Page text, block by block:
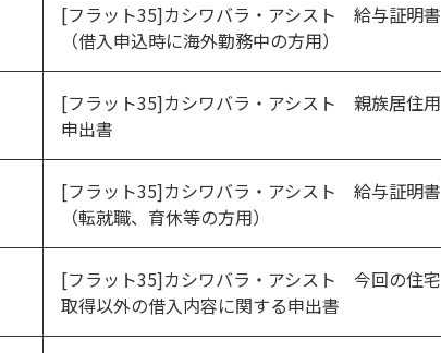
[フラット35]カシワバラ・アシスト 給与証明書
（借入申込時に海外勤務中の方用）
[フラット35]カシワバラ・アシスト 親族居住用
申出書
[フラット35]カシワバラ・アシスト 給与証明書
（転就職、育休等の方用）
[フラット35]カシワバラ・アシスト 今回の住宅
取得以外の借入内容に関する申出書